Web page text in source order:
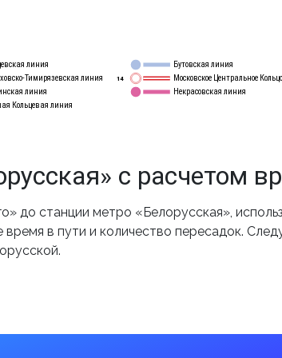
линия
Тимирязевская линия
линия
Бутовская линия
Московское Центральное Кольцо
Кольцевая линия
Некрасовская линия
14
с расчетом
до станции метро «Белорусская»,
в пути и количество пересадок.